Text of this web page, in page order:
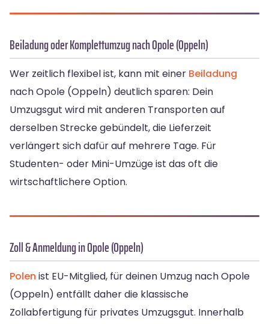
Beiladung oder Komplettumzug nach Opole (Oppeln)
Wer zeitlich flexibel ist, kann mit einer Beiladung
nach Opole (Oppeln) deutlich sparen: Dein
Umzugsgut wird mit anderen Transporten auf
derselben Strecke gebündelt, die Lieferzeit
verlängert sich dafür auf mehrere Tage. Für
Studenten- oder Mini-Umzüge ist das oft die
wirtschaftlichere Option.
Zoll & Anmeldung in Opole (Oppeln)
Polen ist EU-Mitglied, für deinen Umzug nach Opole
(Oppeln) entfällt daher die klassische
Zollabfertigung für privates Umzugsgut. Innerhalb